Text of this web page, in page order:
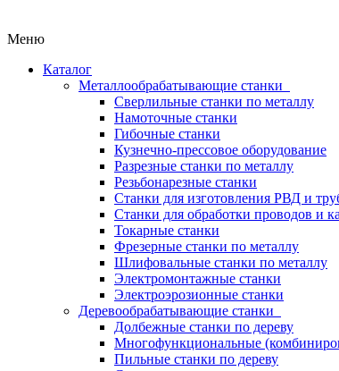
Меню
Каталог
Металлообрабатывающие станки
Сверлильные станки по металлу
Намоточные станки
Гибочные станки
Кузнечно-прессовое оборудование
Разрезные станки по металлу
Резьбонарезные станки
Станки для изготовления РВД и
Станки для обработки проводов и
Токарные станки
Фрезерные станки по металлу
Шлифовальные станки по металлу
Электромонтажные станки
Электроэрозионные станки
Деревообрабатывающие станки
Долбежные станки по дереву
Многофункциональные
Пильные станки по дереву